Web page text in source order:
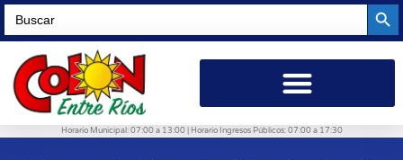
Search
for:
Horario Municipal: 07:00 a 13:00 | Horario Ingresos Públicos: 07:00 a 17:30